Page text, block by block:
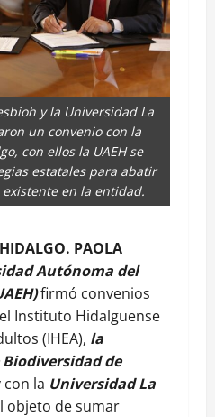
y la Universidad La
un convenio con la
con ellos la UAEH se
estatales para abatir
en la entidad.
PAOLA
Autónoma del
firmó convenios
Instituto Hidalguense
(IHEA), la
de
la Universidad La
objeto de sumar